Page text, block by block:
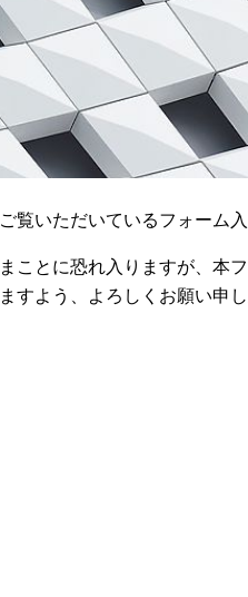
ご覧いただいているフォーム
まことに恐れ入りますが、本
ますよう、よろしくお願い申し